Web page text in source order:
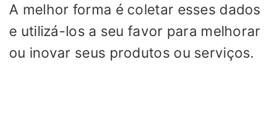
A melhor forma é coletar esses dados
e utilizá-los a seu favor para melhorar
ou inovar seus produtos ou serviços.